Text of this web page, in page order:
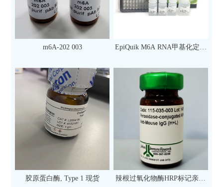
m6A-202 003
EpiQuik M6A RNA甲基化定量
次）
胶原蛋白酶, Type 1 现货
辣根过氧化物酶HRP标记亲和